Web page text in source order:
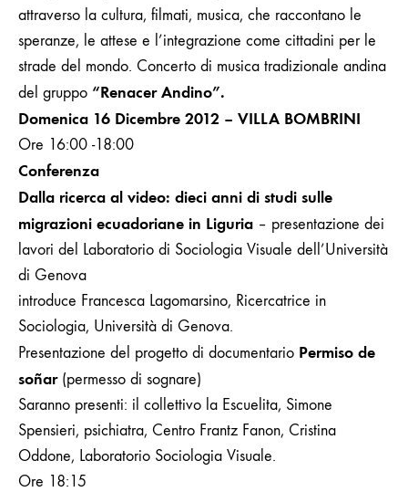
attraverso la cultura, filmati, musica, che raccontano le
speranze, le attese e l’integrazione come cittadini per le
strade del mondo. Concerto di musica tradizionale andina
del gruppo “Renacer Andino”.
Domenica 16 Dicembre 2012 – VILLA BOMBRINI
Ore 16:00 -18:00
Conferenza
Dalla ricerca al video: dieci anni di studi sulle
migrazioni ecuadoriane in Liguria – presentazione dei
lavori del Laboratorio di Sociologia Visuale dell’Università
di Genova
introduce Francesca Lagomarsino, Ricercatrice in
Sociologia, Università di Genova.
Presentazione del progetto di documentario Permiso de
soñar (permesso di sognare)
Saranno presenti: il collettivo la Escuelita, Simone
Spensieri, psichiatra, Centro Frantz Fanon, Cristina
Oddone, Laboratorio Sociologia Visuale.
Ore 18:15